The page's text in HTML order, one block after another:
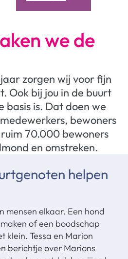
we de
zorgen wij voor fijn
Ook bij jou in de buurt
basis is. Dat doen we
bewoners
70.000 bewoners
en omstreken.
helpen
mensen elkaar. Een hond
of een boodschap
klein. Tessa en Marion
berichtje over Marions